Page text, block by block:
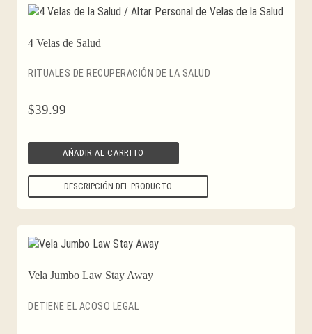
4 Velas de Salud
RITUALES DE RECUPERACIÓN DE LA SALUD
$39.99
AÑADIR AL CARRITO
DESCRIPCIÓN DEL PRODUCTO
Vela Jumbo Law Stay Away
DETIENE EL ACOSO LEGAL